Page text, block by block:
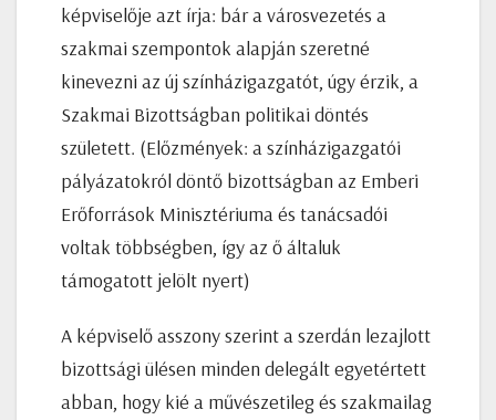
képviselője azt írja: bár a városvezetés a
szakmai szempontok alapján szeretné
kinevezni az új színházigazgatót, úgy érzik, a
Szakmai Bizottságban politikai döntés
született. (Előzmények: a színházigazgatói
pályázatokról döntő bizottságban az Emberi
Erőforrások Minisztériuma és tanácsadói
voltak többségben, így az ő általuk
támogatott jelölt nyert)
A képviselő asszony szerint a szerdán lezajlott
bizottsági ülésen minden delegált egyetértett
abban, hogy kié a művészetileg és szakmailag